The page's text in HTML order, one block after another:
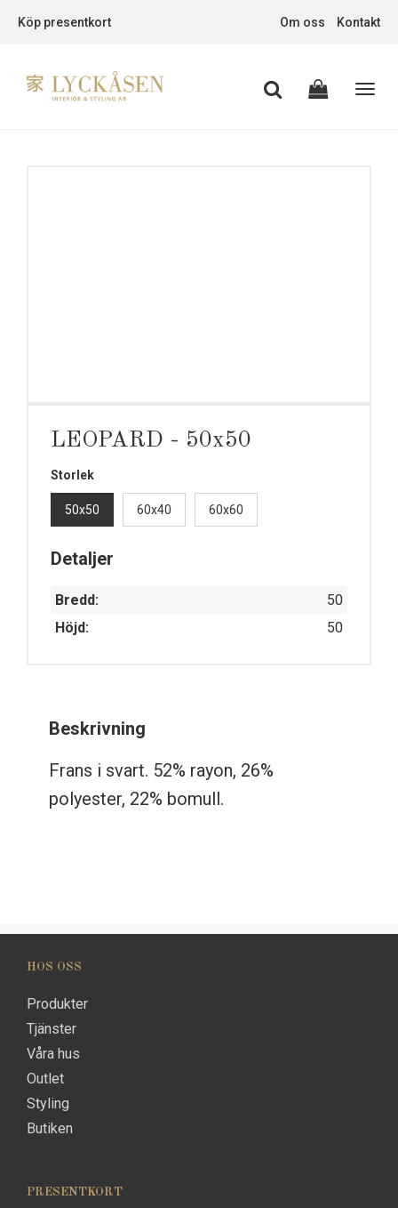
Köp presentkort Om oss Kontakt
LEOPARD - 50x50
Storlek
50x50 60x40 60x60
Detaljer
Bredd:
50
Höjd:
50
Beskrivning
Frans i svart. 52% rayon, 26%
polyester, 22% bomull.
HOS OSS
Produkter
Tjänster
Våra hus
Outlet
Styling
Butiken
PRESENTKORT